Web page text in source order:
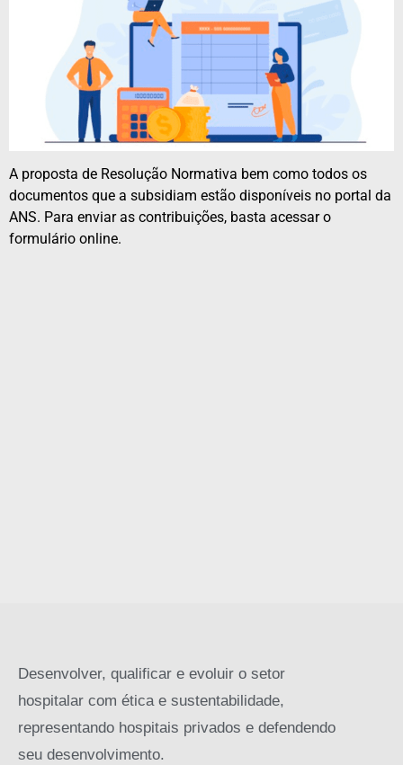
A proposta de Resolução Normativa bem como todos os
documentos que a subsidiam estão disponíveis no portal da
ANS. Para enviar as contribuições, basta acessar o
formulário online.
Desenvolver, qualificar e evoluir o setor
hospitalar com ética e sustentabilidade,
representando hospitais privados e defendendo
seu desenvolvimento.